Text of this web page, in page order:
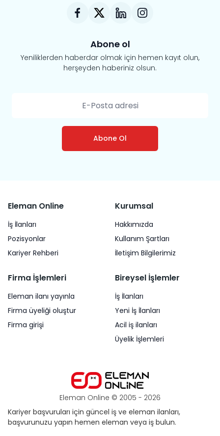
Abone ol
Yeniliklerden haberdar olmak için hemen kayıt olun,
herşeyden haberiniz olsun.
Abone Ol
Eleman Online © 2005 - 2026
Kariyer başvuruları için güncel iş ve eleman ilanları,
başvurunuzu yapın hemen eleman veya iş bulun.
Eleman Online
İş İlanları
Pozisyonlar
Kariyer Rehberi
Kurumsal
Hakkımızda
Kullanım Şartları
İletişim Bilgilerimiz
Firma İşlemleri
Eleman ilanı yayınla
Firma üyeliği oluştur
Firma girişi
Bireysel İşlemler
İş İlanları
Yeni İş İlanları
Acil iş ilanları
Üyelik İşlemleri